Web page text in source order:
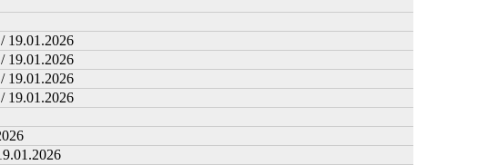
19.01.2026
19.01.2026
19.01.2026
19.01.2026